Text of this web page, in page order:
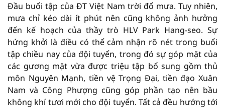
Đầu buổi tập của ĐT Việt Nam trời đổ mưa. Tuy nhiên,
mưa chỉ kéo dài ít phút nên cũng không ảnh hưởng
đến kế hoạch của thầy trò HLV Park Hang-seo. Sự
hứng khởi là điều có thể cảm nhận rõ nét trong buổi
tập chiều nay của đội tuyển, trong đó sự góp mặt của
các gương mặt vừa được triệu tập bổ sung gồm thủ
môn Nguyên Mạnh, tiền vệ Trọng Đại, tiền đạo Xuân
Nam và Công Phượng cũng góp phần tạo nên bầu
không khí tươi mới cho đội tuyển. Tất cả đều hướng tới